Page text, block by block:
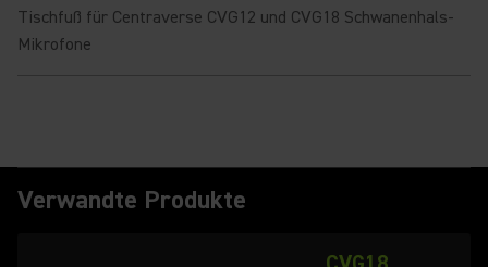
Tischfuß für Centraverse CVG12 und CVG18 Schwanenhals-
Mikrofone
Verwandte Produkte